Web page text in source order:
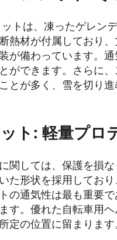
トは、凍ったゲレン
熱材が付属しており
が備わっています。
ができます。さらに
とが多く、雪を切り
ト: 軽量プロ
関しては、保護を損
た形状を採用してお
の通気性は最も重要
す。優れた自転車用
定の位置に留まります